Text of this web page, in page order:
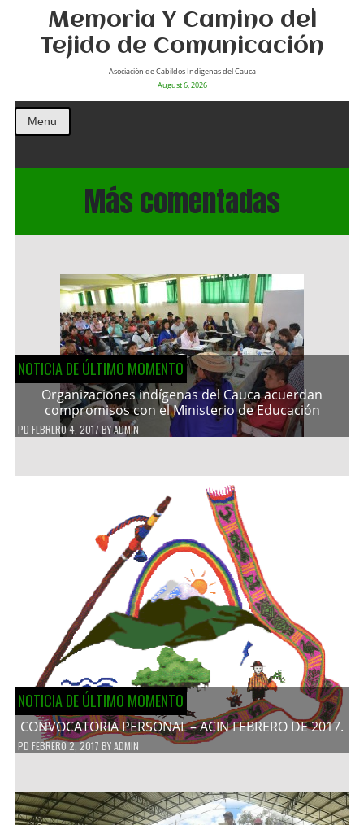
Memoria Y Camino del
Tejido de Comunicación
Asociación de Cabildos Indìgenas del Cauca
August 6, 2026
Menu
Más comentadas
NOTICIA DE ÚLTIMO MOMENTO
Organizaciones indígenas del Cauca acuerdan
compromisos con el Ministerio de Educación
PD FEBRERO 4, 2017 BYADMIN
NOTICIA DE ÚLTIMO MOMENTO
CONVOCATORIA PERSONAL – ACIN FEBRERO DE 2017.
PD FEBRERO 2, 2017 BYADMIN